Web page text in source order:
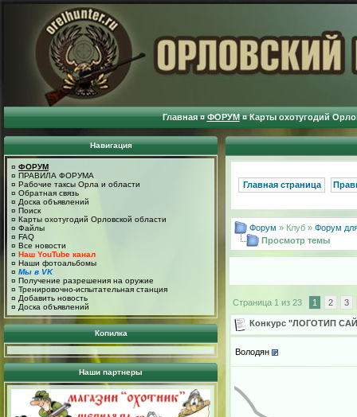
Главная ¤ ФОРУМ ¤ Карты охотугодий
Навигация
¤ ФОРУМ
¤ ПРАВИЛА ФОРУМА
¤ Рабочие таксы Орла и области
¤ Обратная связь
¤ Доска объявлений
¤ Поиск
¤ Карты охотугодий Орловской области
¤ Файлы
¤ FAQ
¤ Все новости
¤ Наш YouTube канал
¤ Наши фотоальбомы
¤ Мы в VK
¤ Получение разрешения на оружие
¤ Тренировочно-испытательная станция
¤ Добавить новость
¤ Доска объявлений
Копилка
Наши партнеры
Главная страница
Форум » Клуб » Форум
Просмотр темы
Страница 1 из 23 1 2 3
Конкурс "ЛОГОТИП
Володян